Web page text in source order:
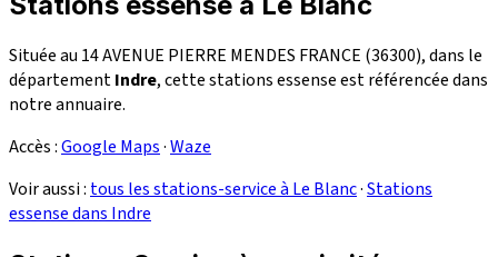
Située au 14 AVENUE PIERRE MENDES FRANCE (36300), dans le
départementIndre, cette stations essense est référencée dans
notre annuaire.
Accès :Google Maps·Waze
Voir aussi : tous les stations-service à Le Blanc·Stations
essense dans Indre